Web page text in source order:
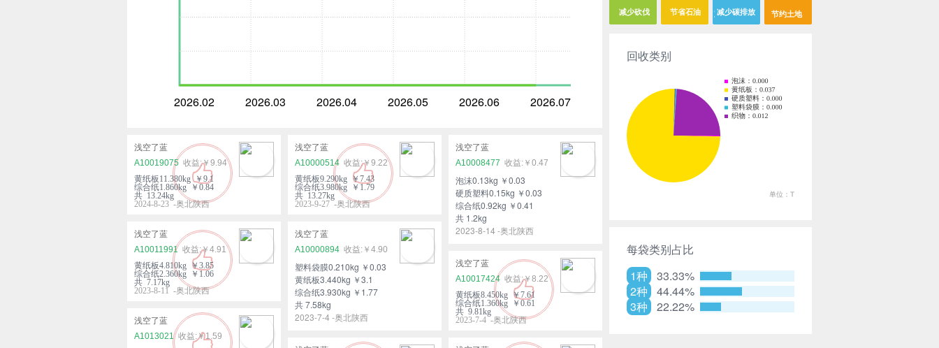
2026.02 2026.03 2026.04 2026.05 2026.06 2026.07
浅空了蓝
A10019075
￥9.94
黄纸板11.380kg ￥9.1
综合纸1.860kg ￥0.84
共 13.24kg
2024-8-23 -奥北陕西
浅空了蓝
A10000514
￥9.22
黄纸板9.290kg ￥7.43
综合纸3.980kg ￥1.79
共 13.27kg
2023-9-27 -奥北陕西
浅空了蓝
A10008477
￥0.47
泡沫0.13kg ￥0.03
硬质塑料0.15kg ￥0.03
综合纸0.92kg ￥0.41
共 1.2kg
2023-8-14 -奥北陕西
浅空了蓝
A10011991
￥4.91
黄纸板4.810kg ￥3.85
综合纸2.360kg ￥1.06
共 7.17kg
2023-8-11 -奥北陕西
浅空了蓝
A10000894
￥4.90
塑料袋膜0.210kg ￥0.03
黄纸板3.440kg ￥3.1
综合纸3.930kg ￥1.77
共 7.58kg
2023-7-4 -奥北陕西
浅空了蓝
A10017424
￥8.22
黄纸板8.450kg ￥7.61
综合纸1.360kg ￥0.61
共 9.81kg
2023-7-4 -奥北陕西
浅空了蓝
A1013021
￥1.59
减少砍伐 节省石油 减少碳排放 节约土地
回收类别
每袋类别占比
1种
33.33%
2种
44.44%
3种
22.22%